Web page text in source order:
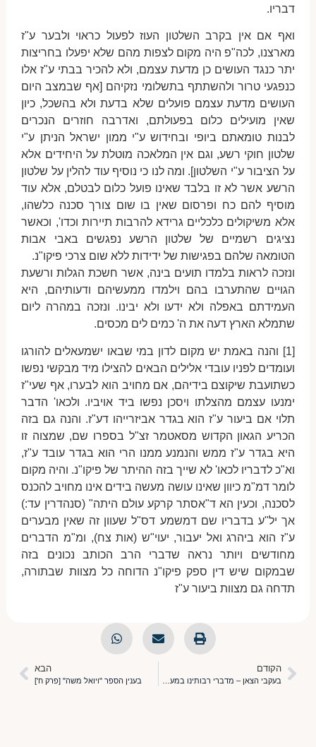
דבריו.
ואף אם אין בקרב השלטון העוז לפעול כראוי ולבער ע"ז
מארצנו, לכה"פ היה מקום לצפות מהם שלא יפעלו בחריצות
יתר כנגד העושים כן מדעת עצמם, ולא להכיר בבתי ע"ז אלו
כנפגעי טרור ולהשתתף בתשלומי נזקיהם [אף שבמצב היום
העושים מדעת עצמם פועלים שלא בדעת ולא בהשכל, כיון
שאין מועילים כלום בפעולתם, ואדרבה חוזרים הנכרים
לבנות טומאתם ביופי ובחידוש ע"י ממון ישראל הניתן ע"י
שלטון חוקי רשע, וגם אין המלאכה מוטלת על היחידים אלא
על הציבור ע"י השלטון]. ומה לנו כי נוסיף עוד להלין על שלטון
הרשע אשר לא זו בלבד שאינו פועל כלום לבטלם, אלא עוד
מוסיף להם כח ופרסום שאין בו שום צורך סכנה כלשהו,
אלא משיקולים כלכליים גרידא להרבות תיירות וכדו', וכאשר
נציגים רשמיים של שלטון הרשע נפגשים באבי אבות
הטומאה שלהם בפגישות של ידידות ללא שום צרכי פיקו"נ.
ונזכה לראות בלמדו תועים בינה, אשר חשכת הגלות ורשעת
הגויים שהתערבו בהם וילמדו ממעשיהם ודעותיהם, היא
העמידתם באפלה ולא ידעו ולא יבינו. ונזכה במהרה ליום
שתמלא הארץ דעה את ה' כמים לים מכסים.
[1] והנה באמת יש מקום לדון במי שבאו ישמעאלים להורגו
ועומדים לפניו עובדי אלילים הבאים להצילו מיד מבקשי נפשו
כשתועבת שיקוצם בידיהם, אם מחויב הוא לבערו, אף שעי"ז
ימנעו עצמם מהצלתו ויסכן נפשו ביד אויביו. ולכאו' הדבר
תלוי אם ביעור ע"ז הוא בגדר אביזרייהו דע"ז. והנה גם בזה
הכריע הגאון הקדוש מסאטמר זצ"ל בספרו שם, שמצוה זו
היא בגדר ע"ז ממש והנמנע ממנו הרי הוא בגדר עובד ע"ז,
וא"כ לדבריו לכאו' לא שייך בזה ההיתר של פיקו"נ. והיה מקום
לומר דמ"מ כיוון שאינו עושה מעשה בידים אינו מחויב להכנס
לסכנה, וכעין הא ד"אסתר קרקע עולם היתה" (סנהדרין עד:)
אך יל"ע בדבריו שם דמשמע דס"ל שעוון זה שאין מבערים
ע"ז הוא ביהרג ואל יעבור, יעוי"ש (אות צח), ומ"מ הדברים
מחודשים ויותר נראה שדברי הרב הכותב נכונים בזה
שבמקום שיש דין ספק פיקו"נ הדוחה כל מצוות שבתורה,
תדחה גם מצוות ביעור ע"ז
הקודם
בעקבי הצאן – מדברי רבותינו במעלת ארץ-ישראל
הבא
בענין הספר "ויואל משה" [פרק ח']